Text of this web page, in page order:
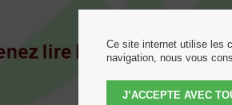
Ce site internet utilise les
navigation, nous vous
J’ACCEPTE AVEC